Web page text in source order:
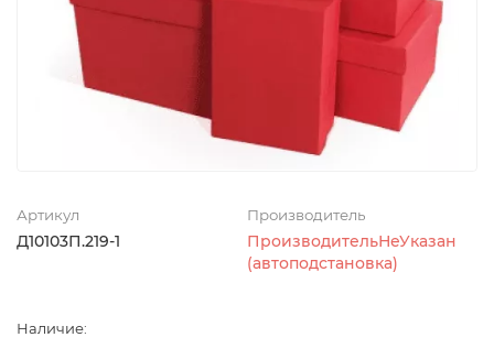
Артикул
Д10103П.219-1
Производитель
ПроизводительНеУказан
(автоподстановка)
Наличие: